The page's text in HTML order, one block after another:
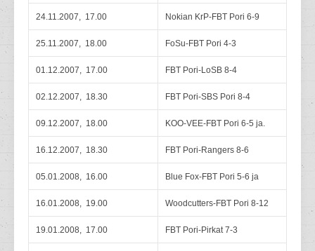
24.11.2007, 17.00 Nokian KrP-FBT Pori 6-9
25.11.2007, 18.00 FoSu-FBT Pori 4-3
01.12.2007, 17.00 FBT Pori-LoSB 8-4
02.12.2007, 18.30 FBT Pori-SBS Pori 8-4
09.12.2007, 18.00 KOO-VEE-FBT Pori 6-5 ja.
16.12.2007, 18.30 FBT Pori-Rangers 8-6
05.01.2008, 16.00 Blue Fox-FBT Pori 5-6 ja
16.01.2008, 19.00 Woodcutters-FBT Pori 8-12
19.01.2008, 17.00 FBT Pori-Pirkat 7-3